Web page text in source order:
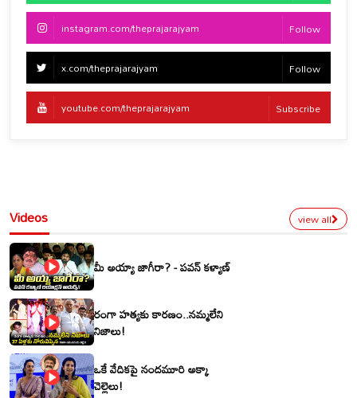
instagram.com/theprajarajyam Follow
x.com/theprajarajyam Follow
youtube.com/theprajarajyam Subscribe
Videos view all
మీ అయ్యా జాగీరా? - పవన్ కళ్యాణ్
రంగా హత్యకు కారణం..నమ్మలేని
నిజాలు!
ఒకే వేదికపై నందమూరి అక్కా
చెల్లెలు!